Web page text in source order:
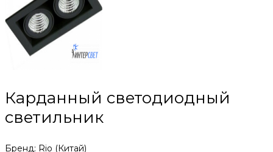
Карданный светодиодный
светильник
Бренд: Rio (Китай)